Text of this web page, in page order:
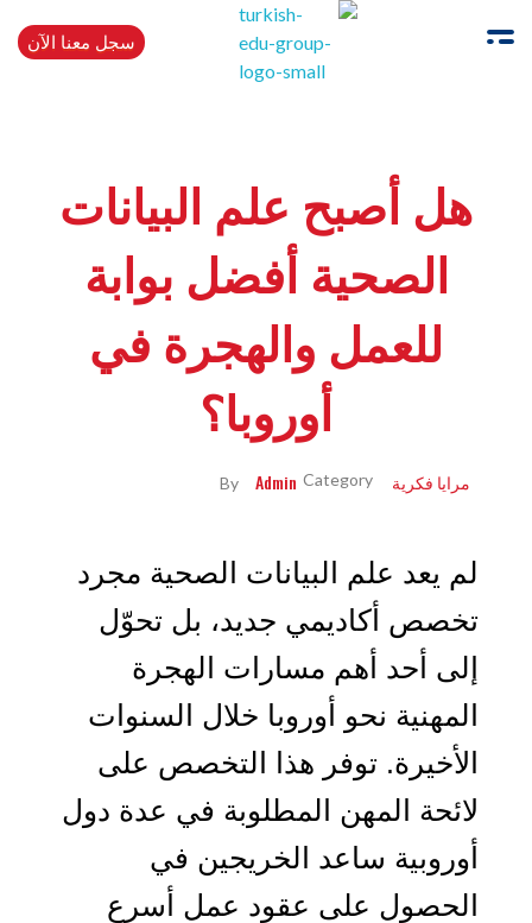
سجل معنا الآن
هل أصبح علم البيانات
الصحية أفضل بوابة
للعمل والهجرة في
أوروبا؟
By Admin مرايا فكرية
لم يعد علم البيانات الصحية مجرد
تخصص أكاديمي جديد، بل تحوّل
إلى أحد أهم مسارات الهجرة
المهنية نحو أوروبا خلال السنوات
الأخيرة. توفر هذا التخصص على
لائحة المهن المطلوبة في عدة دول
أوروبية ساعد الخريجين في
الحصول على عقود عمل أسرع